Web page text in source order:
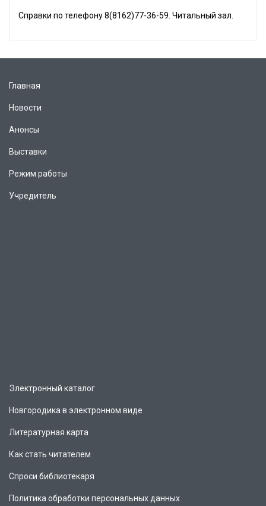
Справки по телефону 8(8162)77-36-59. Читальный зал.
Главная
Новости
Анонсы
Выставки
Режим работы
Учредитель
Электронный каталог
Новгородика в электронном виде
Литературная карта
Как стать читателем
Спроси библиотекаря
Политика обработки персональных данных